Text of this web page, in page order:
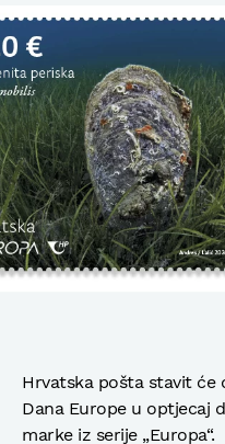
Hrvatska pošta stavit će
Dana Europe u optjecaj
marke iz serije „Europa“.